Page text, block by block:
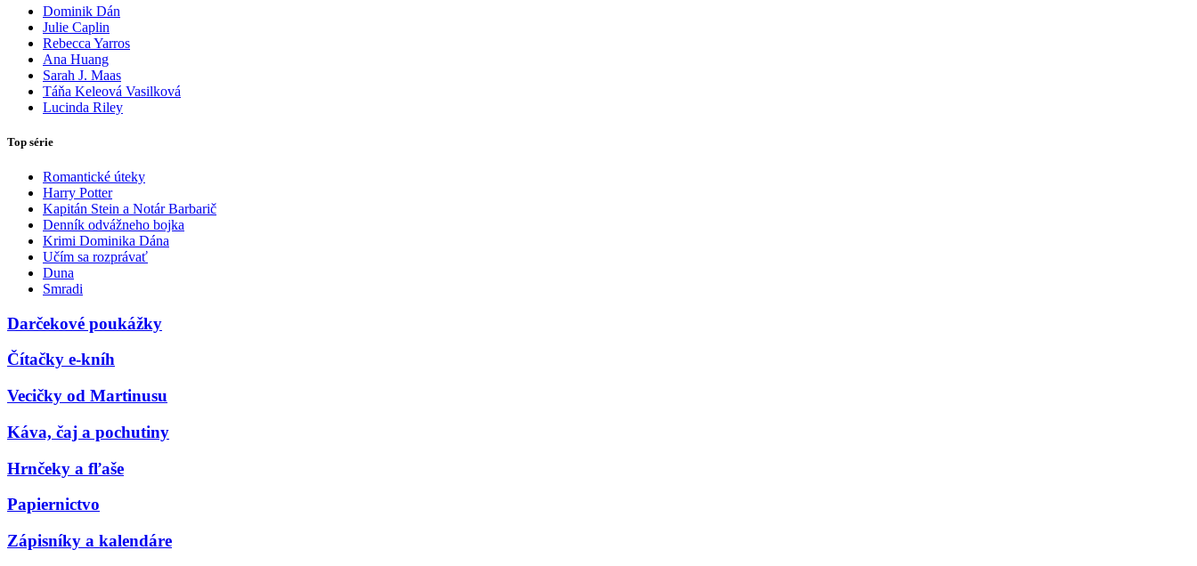
Dominik Dán
Julie Caplin
Rebecca Yarros
Ana Huang
Sarah J. Maas
Táňa Keleová Vasilková
Lucinda Riley
Top série
Romantické úteky
Harry Potter
Kapitán Stein a Notár Barbarič
Denník odvážneho bojka
Krimi Dominika Dána
Učím sa rozprávať
Duna
Smradi
Darčekové poukážky
Čítačky e-kníh
Vecičky od Martinusu
Káva, čaj a pochutiny
Hrnčeky a fľaše
Papiernictvo
Zápisníky a kalendáre